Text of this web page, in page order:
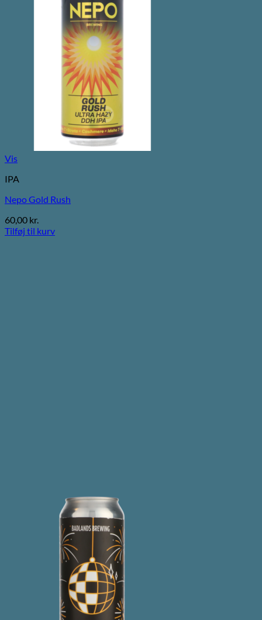
Vis
IPA
Nepo Gold Rush
60,00 kr.
Tilføj til kurv